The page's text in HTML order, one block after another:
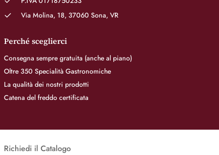
Via Molina, 18, 37060 Sona, VR
Perché sceglierci
Consegna sempre gratuita (anche al piano)
Oltre 350 Specialità Gastronomiche
La qualità dei nostri prodotti
Catena del freddo certificata
Richiedi il Catalogo